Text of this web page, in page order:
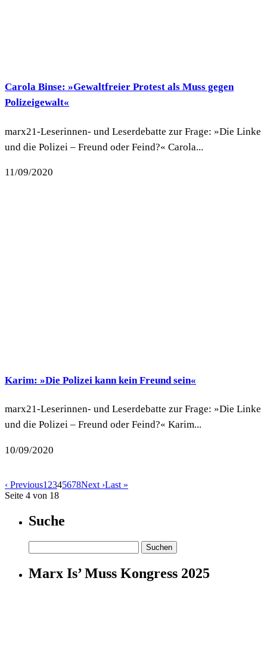
Carola Binse: »Gewaltfreier Protest als Muss gegen
Polizeigewalt«
marx21-Leserinnen- und Leserdebatte zur Frage: »Die Linke
und die Polizei – Freund oder Feind?« Carola...
11/09/2020
Karim: »Die Polizei kann kein Freund sein«
marx21-Leserinnen- und Leserdebatte zur Frage: »Die Linke
und die Polizei – Freund oder Feind?« Karim...
10/09/2020
‹ Previous1 2345678Next ›Last »
Seite 4 von 18
Suche
nach:
Marx Is’ Muss Kongress 2025